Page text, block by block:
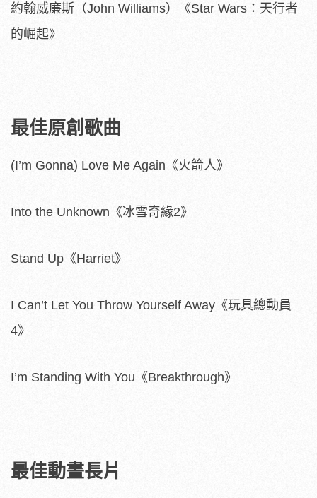
約翰威廉斯（John Williams）《Star Wars：天行者
的崛起》
最佳原創歌曲
(I’m Gonna) Love Me Again《火箭人》
Into the Unknown《冰雪奇緣2》
Stand Up《Harriet》
I Can’t Let You Throw Yourself Away《玩具總動員
4》
I’m Standing With You《Breakthrough》
最佳動畫長片